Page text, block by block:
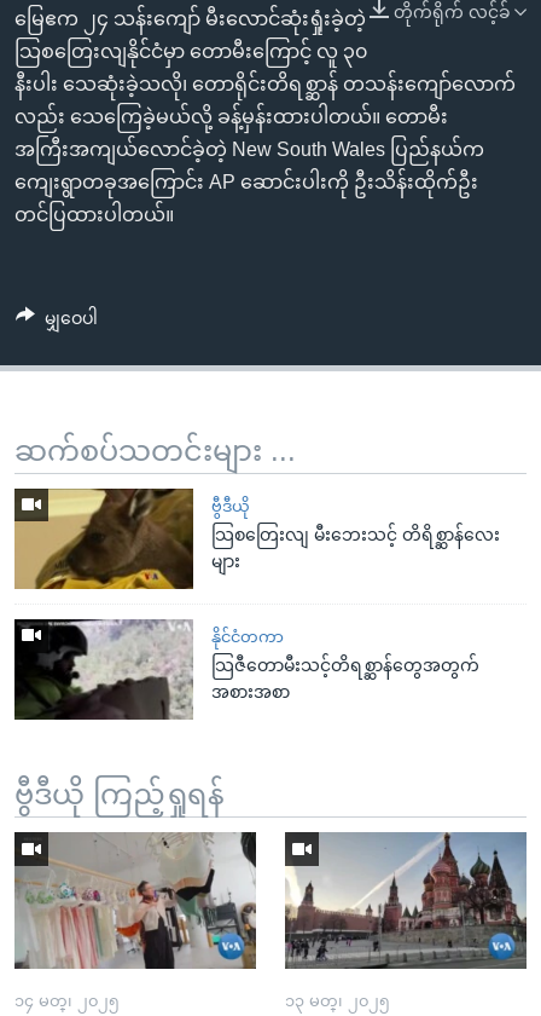
ရှာဖွေ
ရန်
နေရာ
သို့
ကျော်
ရန်
ဘာသာစကားများ တိုက်ရိုက် လင့်ခ်
မြေဧက ၂၄ သန်းကျော် မီးလောင်ဆုံးရှုံးခဲ့တဲ့
သြစတြေးလျနိုင်ငံမှာ တောမီးကြောင့် လူ ၃၀
နီးပါး သေဆုံးခဲ့သလို၊ တောရိုင်းတိရစ္ဆာန် တသန်းကျော်လောက်
လည်း သေကြေခဲ့မယ်လို့ ခန့်မှန်းထားပါတယ်။ တောမီး
အကြီးအကျယ်လောင်ခဲ့တဲ့ New South Wales ပြည်နယ်က
ကျေးရွာတခုအကြောင်း AP ဆောင်းပါးကို ဦးသိန်းထိုက်ဦး
တင်ပြထားပါတယ်။
မျှဝေပါ
ဆက်စပ်သတင်းများ ...
ဗွီဒီယို
သြစတြေးလျ မီးဘေးသင့် တိရိစ္ဆာန်လေး
များ
နိုင်ငံတကာ
သြဇီတောမီးသင့်တိရစ္ဆာန်တွေအတွက်
အစားအစာ
ဗွီဒီယို ကြည့်ရှုရန်
၁၄ မတ္၊ ၂၀၂၅ ၁၃ မတ္၊ ၂၀၂၅